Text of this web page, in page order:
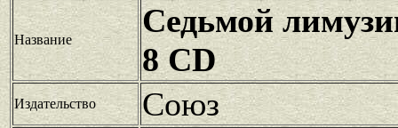
Название
Седьмой
8 CD
Издательство Союз